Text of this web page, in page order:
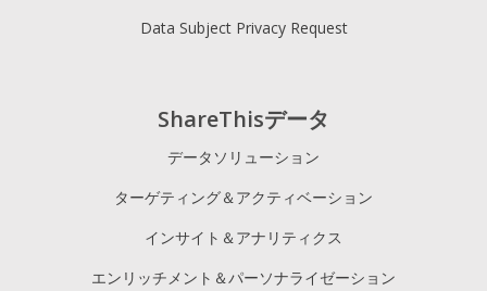
ShareThisデータ
データソリューション
ターゲティング＆アクティベーション
インサイト＆アナリティクス
エンリッチメント＆パーソナライゼーション
Data Subject Privacy Request